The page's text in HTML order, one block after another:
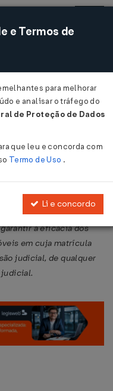
Acessar
2024
21 mar 2024
garantir a eficácia dos
em cuja matrícula
judicial, de qualquer
e Termos de
para melhorar
e analisar o tráfego do
de Proteção de Dados
que leu e concorda com
Termo de Uso .
Li e concordo